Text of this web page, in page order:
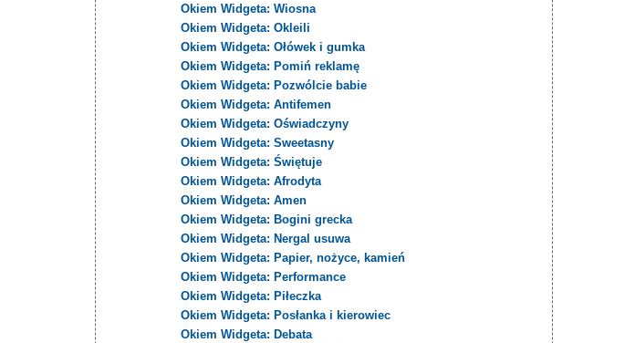
Okiem Widgeta: Wiosna
Okiem Widgeta: Okleili
Okiem Widgeta: Ołówek i gumka
Okiem Widgeta: Pomiń reklamę
Okiem Widgeta: Pozwólcie babie
Okiem Widgeta: Antifemen
Okiem Widgeta: Oświadczyny
Okiem Widgeta: Sweetasny
Okiem Widgeta: Świętuje
Okiem Widgeta: Afrodyta
Okiem Widgeta: Amen
Okiem Widgeta: Bogini grecka
Okiem Widgeta: Nergal usuwa
Okiem Widgeta: Papier, nożyce, kamień
Okiem Widgeta: Performance
Okiem Widgeta: Piłeczka
Okiem Widgeta: Posłanka i kierowiec
Okiem Widgeta: Debata